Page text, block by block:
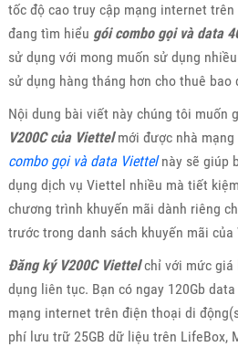
tốc độ cao truy cập mạng internet
đang tìm hiểu gói combo gọi và data
sử dụng với mong muốn sử dụng
sử dụng hàng tháng hơn cho thuê bao
Nội dung bài viết này chúng tôi muốn
V200C của Viettelmới được nhà mạng
combo gọi và data Viettelnày sẽ giúp
dụng dịch vụ Viettel nhiều mà tiết
chương trình khuyến mãi dành riêng
trước trong danh sách khuyến mãi
Đăng ký V200C Viettelchỉ với mức giá
dụng liên tục. Bạn có ngay 120Gb
mạng internet trên điện thoại di
phí lưu trữ 25GB dữ liệu trên LifeBox,